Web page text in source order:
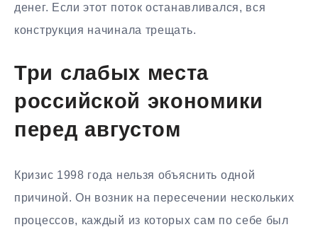
денег. Если этот поток останавливался, вся
конструкция начинала трещать.
Три слабых места
российской экономики
перед августом
Кризис 1998 года нельзя объяснить одной
причиной. Он возник на пересечении нескольких
процессов, каждый из которых сам по себе был